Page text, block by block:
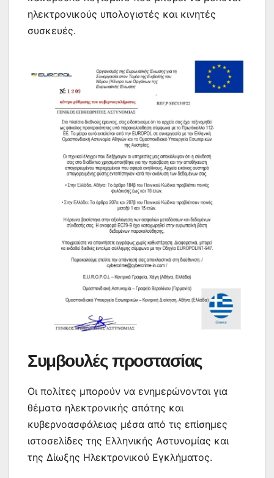
ηλεκτρονικούς υπολογιστές και κινητές
συσκευές.
Συμβουλές προστασίας
Οι πολίτες μπορούν να ενημερώνονται για
θέματα ηλεκτρονικής απάτης και
κυβερνοασφάλειας μέσα από τις επίσημες
ιστοσελίδες της Ελληνικής Αστυνομίας και
της Δίωξης Ηλεκτρονικού Εγκλήματος.